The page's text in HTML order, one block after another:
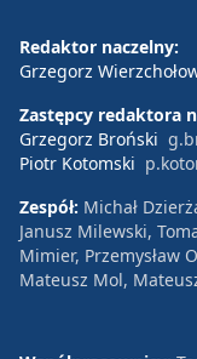
Redaktor naczelny:
Grzegorz
Zastępcy redaktora
Grzegorz Broński
Piotr Kotomski
Zespół: Michał
Janusz Milewski,
Mimier, Przemysław
Mateusz Mol,